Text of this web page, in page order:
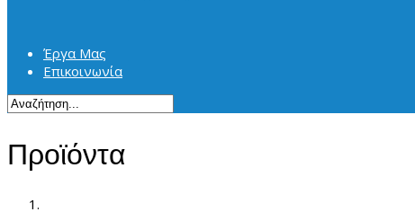
Έργα Μας
Επικοινωνία
Προϊόντα